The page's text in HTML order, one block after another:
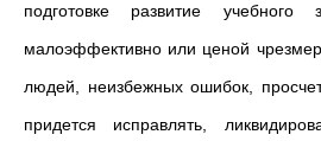
подготовке развитие учебного
малоэффективно или ценой
людей, неизбежных ошибок,
придется исправлять,